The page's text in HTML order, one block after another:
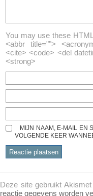
You may use these
<abbr title="">
<cite> <code> <del
<strong>
MIJN NAAM, E-MAIL EN
VOLGENDE KEER
Deze site gebruikt
reactie gegevens worden